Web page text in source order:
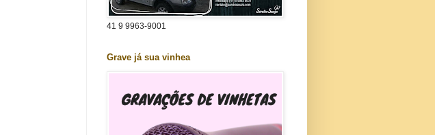
41 9 9963-9001
Grave já sua vinhea